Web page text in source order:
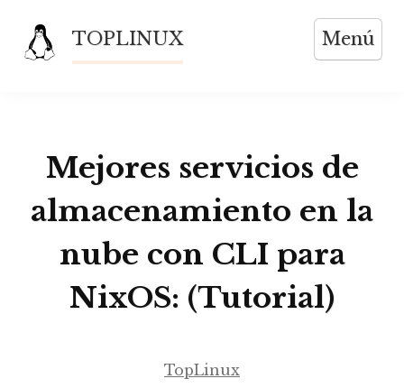
contenido
TOPLINUX Menú
Mejores servicios de
almacenamiento en la
nube con CLI para
NixOS: (Tutorial)
TopLinux